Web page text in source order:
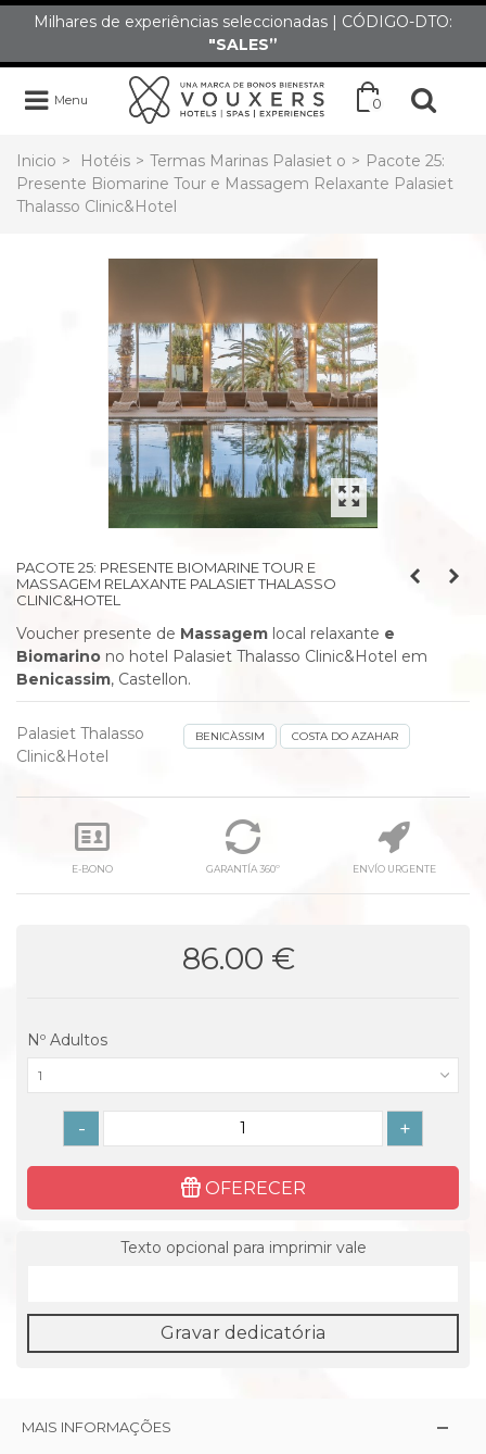
Milhares de experiências seleccionadas | CÓDIGO-DTO:
"SALES”
Menu 0
Inicio > Hotéis > Termas Marinas Palasiet o > Pacote 25:
Presente Biomarine Tour e Massagem Relaxante Palasiet
Thalasso Clinic&Hotel
PACOTE 25: PRESENTE BIOMARINE TOUR E
MASSAGEM RELAXANTE PALASIET THALASSO
CLINIC&HOTEL
Voucher presente de Massagem local relaxante e
Biomarino no hotel Palasiet Thalasso Clinic&Hotel em
Benicassim, Castellon.
Palasiet Thalasso
Clinic&Hotel
BENICÀSSIM COSTA DO AZAHAR
E-BONO GARANTÍA 360º ENVÍO URGENTE
86.00 €
Nº Adultos
1
- +
OFERECER
Texto opcional para imprimir vale
Gravar dedicatória
MAIS INFORMAÇÕES